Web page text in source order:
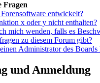
Fragen
entwickelt?
x oder y nicht enthalten?
mich wenden, falls es
zu diesem Forum gibt?
Administrator des Boards
und Anmeldung